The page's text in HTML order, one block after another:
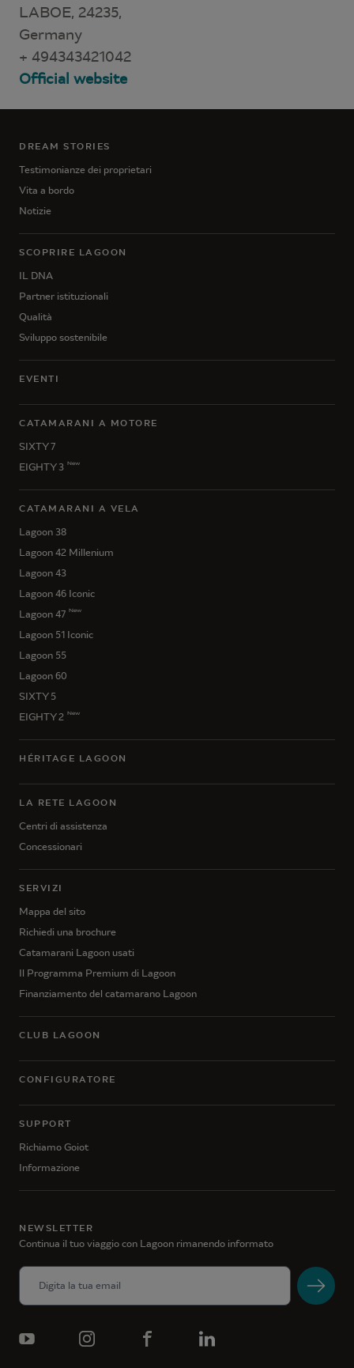
LABOE, 24235,
Germany
+ 494343421042
Official website
DREAM STORIES
Testimonianze dei proprietari
Vita a bordo
Notizie
SCOPRIRE LAGOON
IL DNA
Partner istituzionali
Qualità
Sviluppo sostenibile
EVENTI
CATAMARANI A MOTORE
SIXTY 7
EIGHTY 3 New
CATAMARANI A VELA
Lagoon 38
Lagoon 42 Millenium
Lagoon 43
Lagoon 46 Iconic
Lagoon 47 New
Lagoon 51 Iconic
Lagoon 55
Lagoon 60
SIXTY 5
EIGHTY 2
New
HÉRITAGE LAGOON
LA RETE LAGOON
Centri di assistenza
Concessionari
SERVIZI
Mappa del sito
Richiedi una brochure
Catamarani Lagoon usati
Il Programma Premium di Lagoon
Finanziamento del catamarano Lagoon
CLUB LAGOON
CONFIGURATORE
SUPPORT
Richiamo Goiot
Informazione
NEWSLETTER
Continua il tuo viaggio con Lagoon rimanendo informato